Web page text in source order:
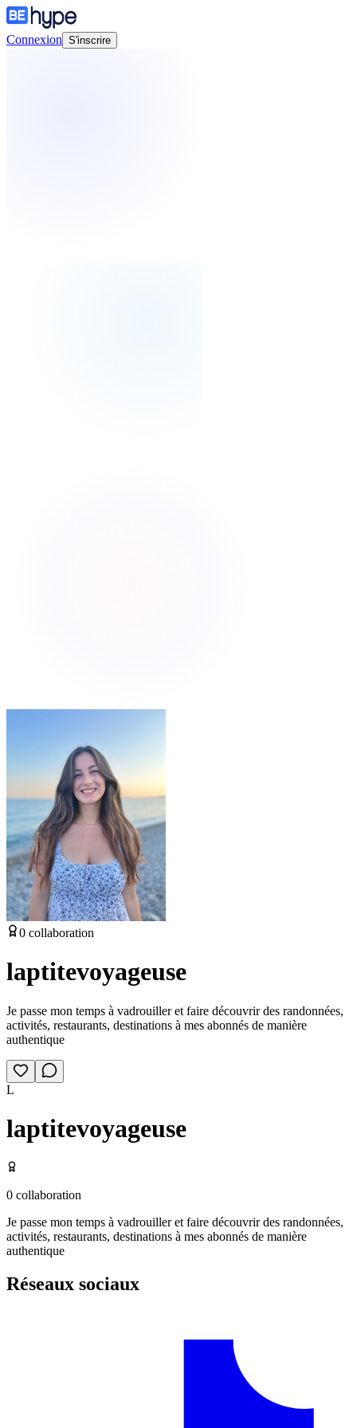
Connexion S'inscrire
0 collaboration
laptitevoyageuse
Je passe mon temps à vadrouiller et faire découvrir des randonnées,
activités, restaurants, destinations à mes abonnés de manière
authentique
L
laptitevoyageuse
0 collaboration
Je passe mon temps à vadrouiller et faire découvrir des randonnées,
activités, restaurants, destinations à mes abonnés de manière
authentique
Réseaux sociaux